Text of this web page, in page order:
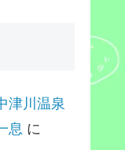
津川温泉
息 に